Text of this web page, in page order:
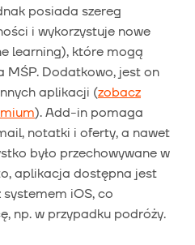
posiada szereg
i wykorzystuje nowe
learning), które mogą
Dodatkowo, jest on
aplikacji (zobacz
). Add-in pomaga
notatki i oferty, a nawet
było przechowywane w
aplikacja dostępna jest
iOS, co
np. w przypadku podróży.